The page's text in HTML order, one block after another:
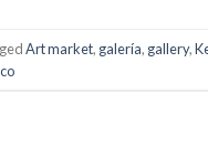
Art market, galería, gallery,